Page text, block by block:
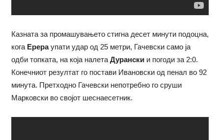
Казната за промашувањето стигна десет минути подоцна,
кога Ерераупати удар од 25 метри, Гачевски само ја
одби топката, на која налета Дуранскии погоди за 2:0.
Конечниот резултат го постави Ивановски од пенал во 92
минута. Претходно Гачевски непотребно го сруши
Марковски во својот шеснаесетник.